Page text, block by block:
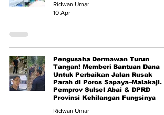
Ridwan Umar
10 Apr
Pengusaha Dermawan Turun
Tangan! Memberi Bantuan Dana
Untuk Perbaikan Jalan Rusak
Parah di Poros Sapaya–Malakaji.
Pemprov Sulsel Abai & DPRD
Provinsi Kehilangan Fungsinya
Ridwan Umar